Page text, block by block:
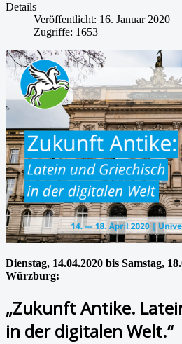
Details
Veröffentlicht: 16. Januar 2020
Zugriffe: 1653
Dienstag, 14.04.2020 bis Samstag,
Würzburg:
„Zukunft Antike.
in der digitalen Welt.“